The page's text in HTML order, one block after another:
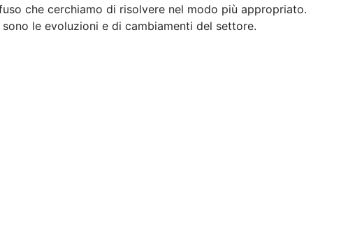
che cerchiamo di risolvere nel modo più appropriato.
le evoluzioni e di cambiamenti del settore.